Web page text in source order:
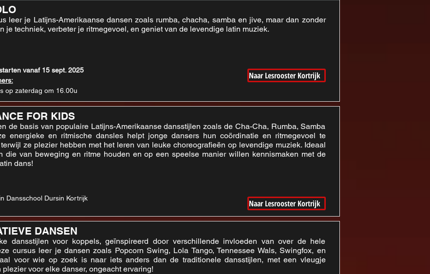
leer je Latijns-Amerikaanse dansen zoals rumba, chacha, samba en jive, maar dan zonder
je techniek, verbeter je ritmegevoel, en geniet van de levendige latin muziek.
vanaf 15 sept. 2025
op zaterdag om 16.00u
Naar Lesrooster Kortrijk
FOR KIDS
de basis van populaire Latijns-Amerikaanse dansstijlen zoals de Cha-Cha, Rumba, Samba
energieke en ritmische dansles helpt jonge dansers hun coördinatie en ritmegevoel te
ze plezier hebben met het leren van leuke choreografieën op levendige muziek. Ideaal
die van beweging en ritme houden en op een speelse manier willen kennismaken met de
dans!
Dansschool Dursin Kortrijk Naar Lesrooster Kortrijk
DANSEN
dansstijlen voor koppels, geïnspireerd door verschillende invloeden van over de hele
cursus leer je dansen zoals Popcorn Swing, Lola Tango, Tennessee Wals, Swingfox, en
voor wie op zoek is naar iets anders dan de traditionele dansstijlen, met een vleugje
plezier voor elke danser, ongeacht ervaring!